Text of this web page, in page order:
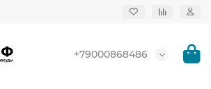
+79000868486